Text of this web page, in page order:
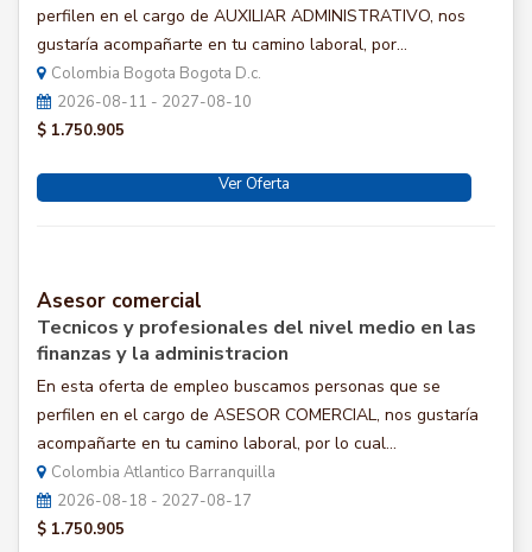
perfilen en el cargo de AUXILIAR ADMINISTRATIVO, nos
gustaría acompañarte en tu camino laboral, por...
Colombia Bogota Bogota D.c.
2026-08-11 - 2027-08-10
$ 1.750.905
Ver Oferta
Asesor comercial
Tecnicos y profesionales del nivel medio en las
finanzas y la administracion
En esta oferta de empleo buscamos personas que se
perfilen en el cargo de ASESOR COMERCIAL, nos gustaría
acompañarte en tu camino laboral, por lo cual...
Colombia Atlantico Barranquilla
2026-08-18 - 2027-08-17
$ 1.750.905